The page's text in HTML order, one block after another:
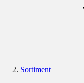
Sortiment